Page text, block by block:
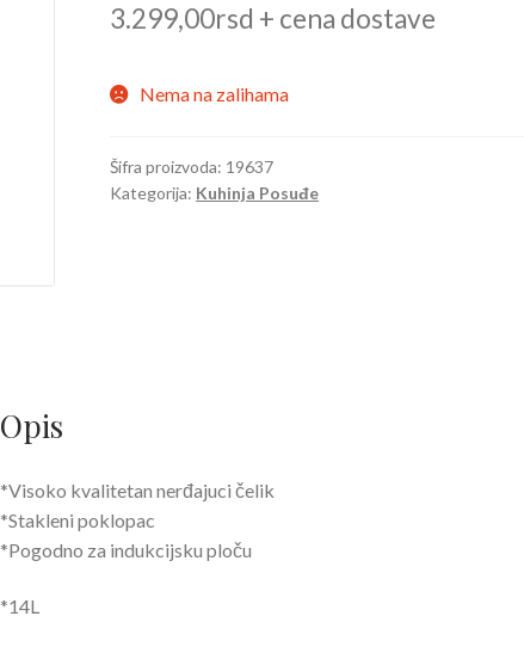
3.299,00rsd + cena dostave
Nema na zalihama
Šifra proizvoda: 19637
Kategorija: Kuhinja Posuđe
Opis
*Visoko kvalitetan nerđajuci čelik
*Stakleni poklopac
*Pogodno za indukcijsku ploču
*14L